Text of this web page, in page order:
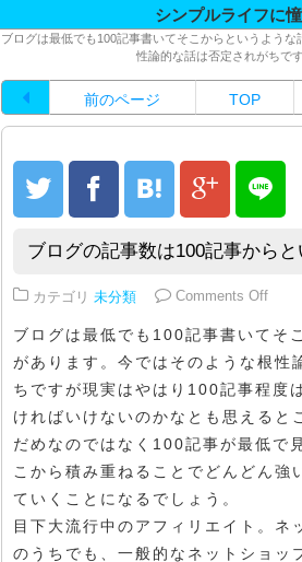
シンプルライフに
ブログは最低でも100記事書いてそこからというよう
性論的な話は否定されがちで
前のページ TOP
ブログの記事数は100記事から
カテゴリ 未分類 Comments Offon
ブログは最低でも100記事書いてそ
があります。今ではそのような根性
ちですが現実はやはり100記事程度
ければいけないのかなとも思えると
だめなのではなく100記事が最低で
こから積み重ねることでどんどん強
ていくことになるでしょう。
目下大流行中のアフィリエイト。ネ
のうちでも、一般的なネットショッ